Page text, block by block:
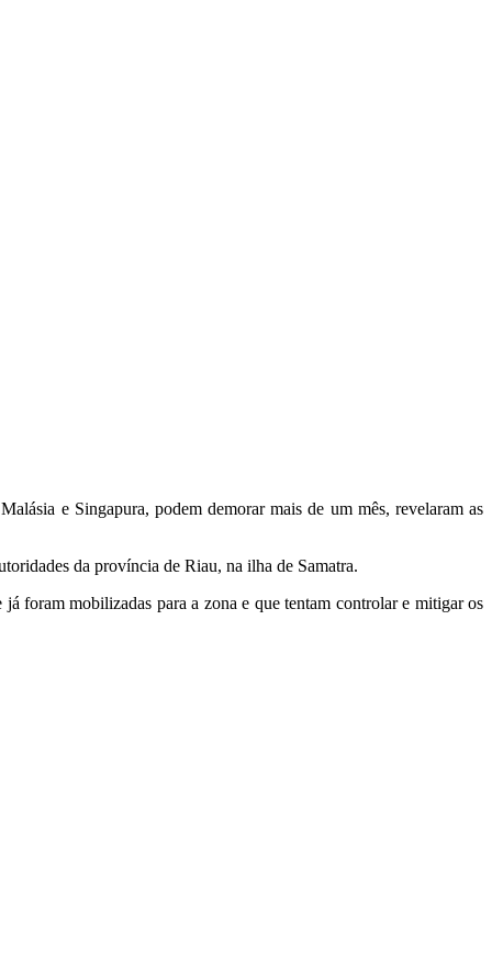
e Singapura, podem demorar mais de um mês, revelaram as
da província de Riau, na ilha de Samatra.
foram mobilizadas para a zona e que tentam controlar e mitigar os